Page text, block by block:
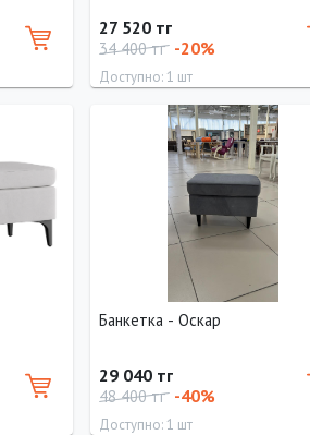
27 520 тг
34 400 тг -20%
Доступно: 1 шт
Банкетка - Оскар
29 040 тг
48 400 тг -40%
Доступно: 1 шт